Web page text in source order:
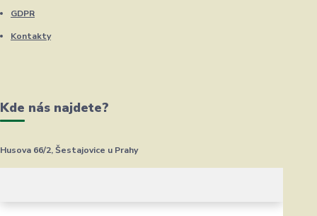
GDPR
Kontakty
Kde nás najdete?
Husova 66/2, Šestajovice u Prahy